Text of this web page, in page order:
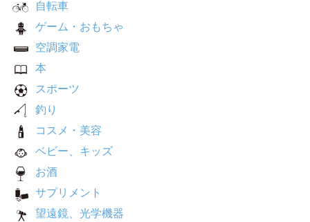
自転車
ゲーム・おもちゃ
空調家電
本
スポーツ
釣り
コスメ・美容
ベビー、キッズ
お酒
サプリメント
望遠鏡、光学機器